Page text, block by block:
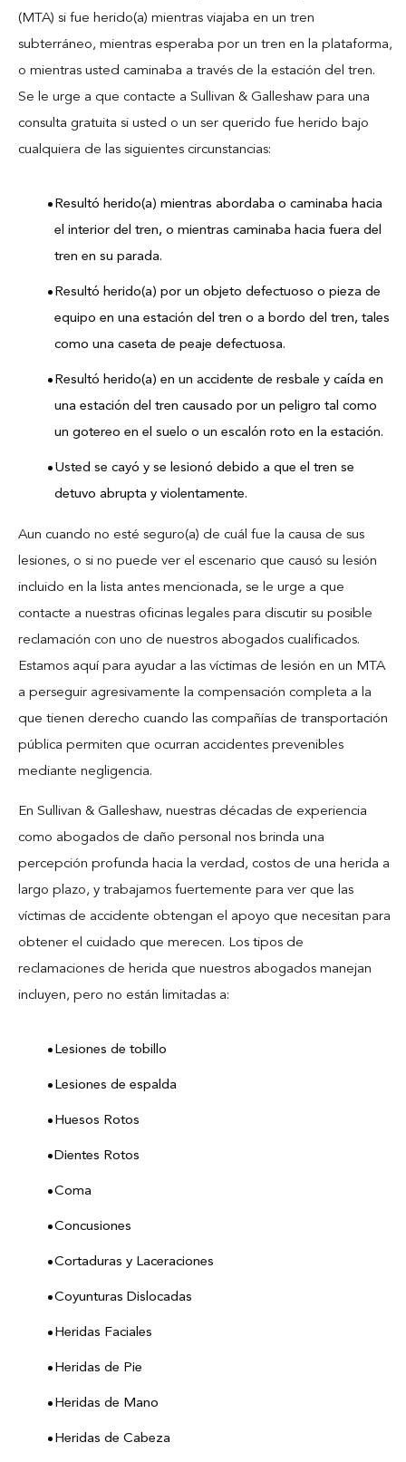
(MTA) si fue herido(a) mientras viajaba en un tren
subterráneo, mientras esperaba por un tren en la plataforma,
o mientras usted caminaba a través de la estación del tren.
Se le urge a que contacte a Sullivan & Galleshaw para una
consulta gratuita si usted o un ser querido fue herido bajo
cualquiera de las siguientes circunstancias:
Resultó herido(a) mientras abordaba o caminaba hacia
el interior del tren, o mientras caminaba hacia fuera del
tren en su parada.
Resultó herido(a) por un objeto defectuoso o pieza de
equipo en una estación del tren o a bordo del tren, tales
como una caseta de peaje defectuosa.
Resultó herido(a) en un accidente de resbale y caída en
una estación del tren causado por un peligro tal como
un gotereo en el suelo o un escalón roto en la estación.
Usted se cayó y se lesionó debido a que el tren se
detuvo abrupta y violentamente.
Aun cuando no esté seguro(a) de cuál fue la causa de sus
lesiones, o si no puede ver el escenario que causó su lesión
incluido en la lista antes mencionada, se le urge a que
contacte a nuestras oficinas legales para discutir su posible
reclamación con uno de nuestros abogados cualificados.
Estamos aquí para ayudar a las víctimas de lesión en un MTA
a perseguir agresivamente la compensación completa a la
que tienen derecho cuando las compañías de transportación
pública permiten que ocurran accidentes prevenibles
mediante negligencia.
En Sullivan & Galleshaw, nuestras décadas de experiencia
como abogados de daño personal nos brinda una
percepción profunda hacia la verdad, costos de una herida a
largo plazo, y trabajamos fuertemente para ver que las
víctimas de accidente obtengan el apoyo que necesitan para
obtener el cuidado que merecen. Los tipos de
reclamaciones de herida que nuestros abogados manejan
incluyen, pero no están limitadas a:
Lesiones de tobillo
Lesiones de espalda
Huesos Rotos
Dientes Rotos
Coma
Concusiones
Cortaduras y Laceraciones
Coyunturas Dislocadas
Heridas Faciales
Heridas de Pie
Heridas de Mano
Heridas de Cabeza